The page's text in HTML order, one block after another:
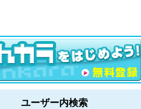
ユーザー内検索